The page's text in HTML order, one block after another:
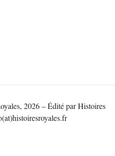
2026 – Édité par Histoires